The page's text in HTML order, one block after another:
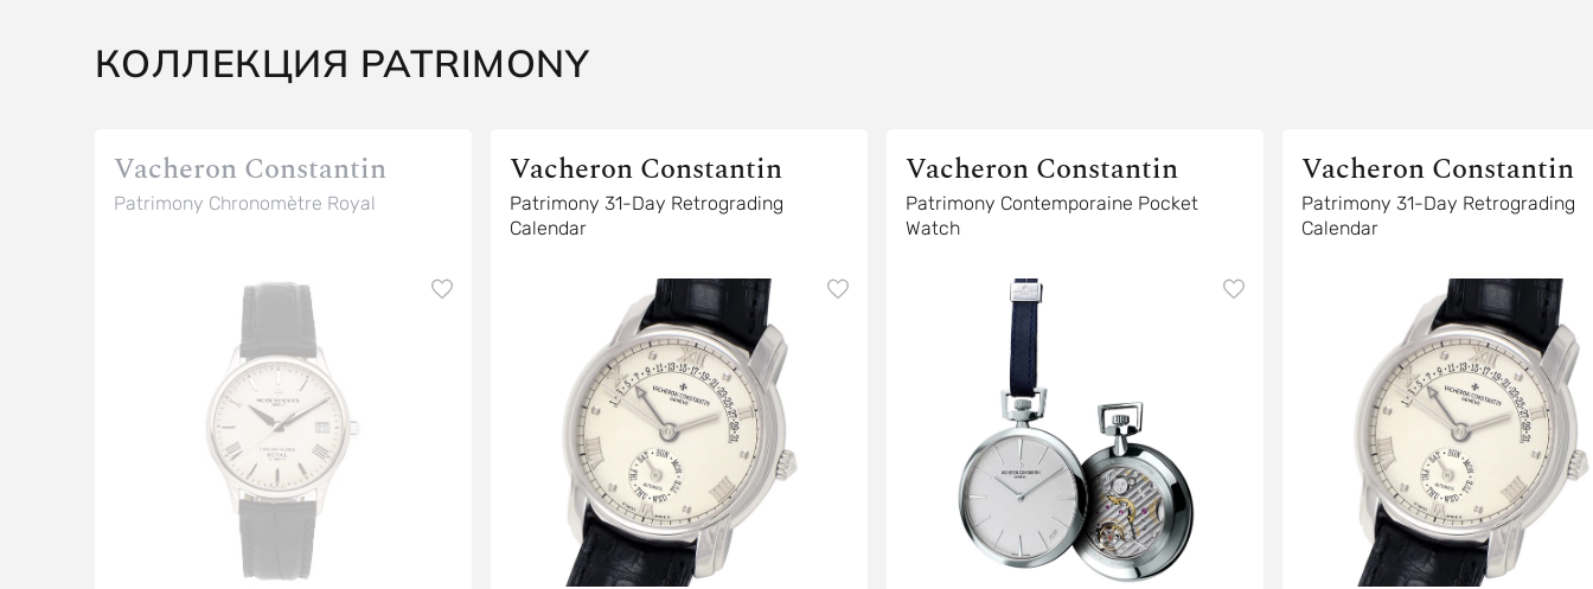
КОЛЛЕКЦИЯ PATRIMONY
Vacheron Constantin
Patrimony Chronomètre Royal
Vacheron Constantin
Patrimony 31-Day Retrograding
Calendar
Vacheron Constantin
Patrimony Contemporaine Pocket
Watch
Vacheron Constantin
Patrimony 31-Day Retrograding
Calendar